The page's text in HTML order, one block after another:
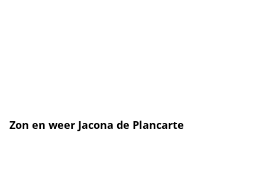
Zon en weer Jacona de Plancarte